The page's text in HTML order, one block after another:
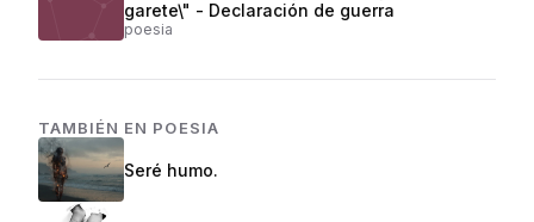
garete\" - Declaración de guerra
poesia
TAMBIÉN EN POESIA
Seré humo.